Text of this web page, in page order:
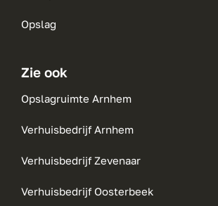
Opslag
Zie ook
Opslagruimte Arnhem
Verhuisbedrijf Arnhem
Verhuisbedrijf Zevenaar
Verhuisbedrijf Oosterbeek